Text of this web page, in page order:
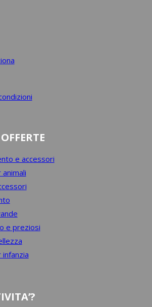
e accessori
e preziosi